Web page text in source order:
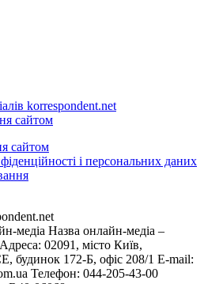
korrespondent.net
сайтом
сайтом
і персональних даних
медіа Назва онлайн-медіа –
02091, місто Київ,
172-Б, офіс 208/1 E-mail:
Телефон: 044-205-43-00